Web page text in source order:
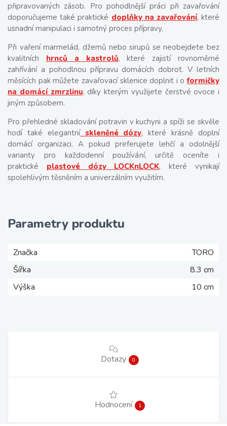
připravovaných zásob. Pro pohodlnější práci při zavařování
doporučujeme také praktické doplňky na zavařování, které
usnadní manipulaci i samotný proces přípravy.
Při vaření marmelád, džemů nebo sirupů se neobejdete bez
kvalitních hrnců a kastrolů, které zajistí rovnoměrné
zahřívání a pohodlnou přípravu domácích dobrot. V letních
měsících pak můžete zavařovací sklenice doplnit i oformičky
na domácí zmrzlinu, díky kterým využijete čerstvé ovoce i
jiným způsobem.
Pro přehledné skladování potravin v kuchyni a spíži se skvěle
hodí také elegantní skleněné dózy, které krásně doplní
domácí organizaci. A pokud preferujete lehčí a odolnější
varianty pro každodenní používání, určitě oceníte i
praktické plastové dózy LOCKnLOCK, které vynikají
spolehlivým těsněním a univerzálním využitím.
Parametry produktu
Značka
TORO
Šířka
8.3 cm
Výška
10 cm
Dotazy 0
Hodnocení 1